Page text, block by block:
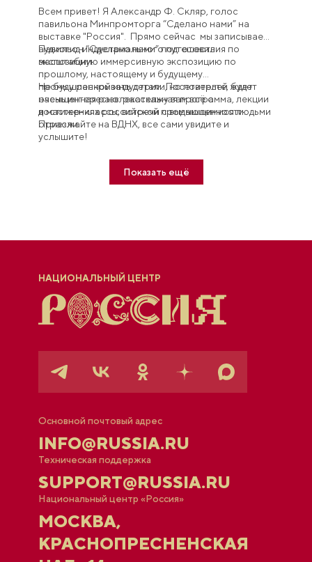
Всем привет! Я Александр Ф. Скляр, голос
павильона Минпромторга “Сделано нами” на
выставке "Россия". Прямо сейчас мы записываем
аудиогид индустриального путешествия по
экспозиции.
Павильон “Сделано нами” подготовил
масштабную иммерсивную экспозицию по
прошлому, настоящему и будущему
промышленной индустрии. Посетителей ждет
насыщенная развлекательная программа, лекции
и мастер-классы, встречи с выдающимися людьми
отрасли.
Не буду раскрывать детали, но поверьте, будет
очень интересно: расскажу вам всё о
достижениях российской промышленности.
Приезжайте на ВДНХ, все сами увидите и
услышите!
Показать ещё
НАЦИОНАЛЬНЫЙ ЦЕНТР
Основной почтовый адрес
INFO@RUSSIA.RU
Техническая поддержка
SUPPORT@RUSSIA.RU
Национальный центр «Россия»
МОСКВА,
КРАСНОПРЕСНЕНСКАЯ